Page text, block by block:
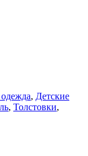
, Детские
, Толстовки,